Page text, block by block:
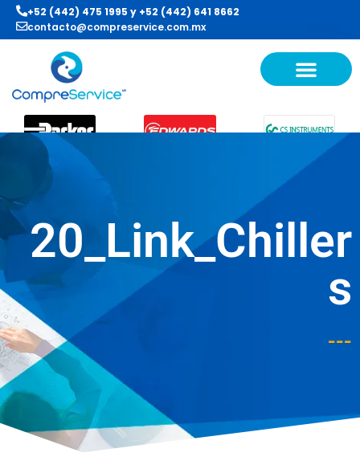
+52 (442) 475 1995 y +52 (442) 641 8662
contacto@compreservice.com.mx
20_Link_Chiller
s
---